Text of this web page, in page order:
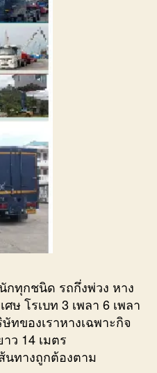
กทุกชนิด รถกึ่งพ่วง หาง
ษ โรเบท 3 เพลา 6 เพลา
ทของเราหางเฉพาะกิจ
ว 14 เมตร
นทางถูกต้องตาม